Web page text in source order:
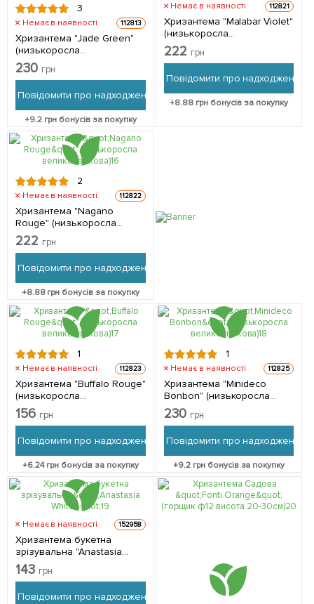
3
Немає в наявності 112813
Хризантема "Jade Green"
(низькоросла
великоквіткова) 1
саджанець в упаковці
230 грн
Повідомити про надходження
+9.2 грн бонусів за покупку
Немає в наявності 112821
Хризантема "Malabar Violet"
(низькоросла
великоквіткова) 1
саджанець в упаковці
222 грн
Повідомити про надходження
+8.88 грн бонусів за покупку
2
Немає в наявності 112822
Хризантема "Nagano
Rouge" (низькоросла
великоквіткова) 1
саджанець в упаковці
222 грн
Повідомити про надходження
+8.88грн бонусів за покупку
1
Немає в наявності 112823
Хризантема "Buffalo Rouge"
(низькоросла
великоквіткова) 1
саджанець в упаковці
156 грн
Повідомити про надходження
+6.24грн бонусів за покупку
1
Немає в наявності 112825
Хризантема "Minideco
Bonbon" (низькоросла
великоквіткова) 1
саджанець в упаковці
230 грн
Повідомити про надходження
+9.2грн бонусів за покупку
Немає в наявності 152958
Хризантема букетна
зрізувальна "Anastasia
White" 1 саджанець в
упаковці
143 грн
Повідомити про надходження